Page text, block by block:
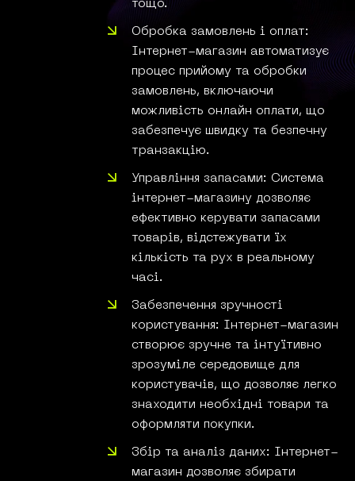
тощо.
Обробка замовлень і оплат:
Інтернет-магазин автоматизує
процес прийому та обробки
замовлень, включаючи
можливість онлайн оплати, що
забезпечує швидку та безпечну
транзакцію.
Управління запасами: Система
інтернет-магазину дозволяє
ефективно керувати запасами
товарів, відстежувати їх
кількість та рух в реальному
часі.
Забезпечення зручності
користування: Інтернет-магазин
створює зручне та інтуїтивно
зрозуміле середовище для
користувачів, що дозволяє легко
знаходити необхідні товари та
оформляти покупки.
Збір та аналіз даних: Інтернет-
магазин дозволяє збирати